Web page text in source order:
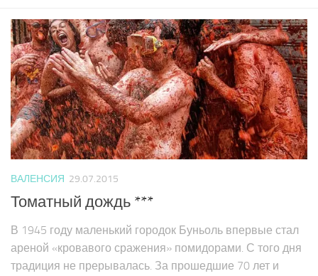
ВАЛЕНСИЯ 29.07.2015
Томатный дождь ***
В 1945 году маленький городок Буньоль впервые стал
ареной «кровавого сражения» помидорами. С того дня
традиция не прерывалась. За прошедшие 70 лет и